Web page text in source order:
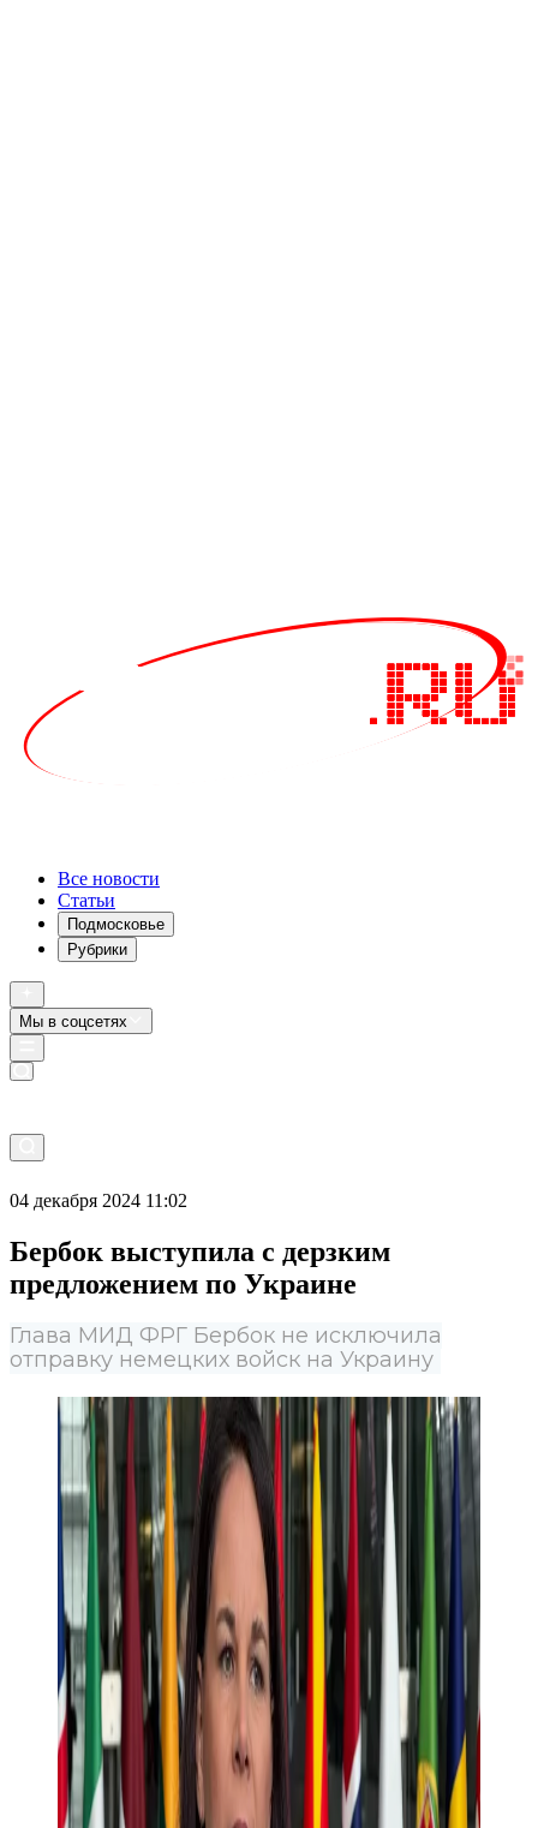
Все новости
Статьи
Подмосковье
Рубрики
Мы в соцсетях
04 декабря 2024 11:02
Бербок выступила с дерзким
предложением по Украине
Глава МИД ФРГ Бербок не исключила
отправку немецких войск на Украину